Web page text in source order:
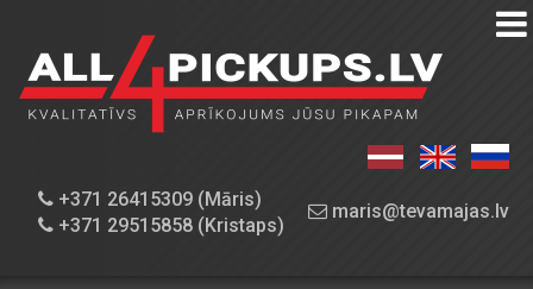
+371 26415309 (Māris)
+371 29515858 (Kristaps)
maris@tevamajas.lv
PREČU
KATALOGS